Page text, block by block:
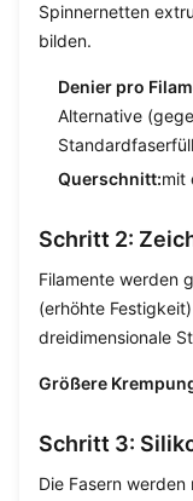
Spinnernetten
bilden.
Denier pro
Alternative
Querschnitt:mit
Schritt 2:
Filamente werden
(erhöhte
dreidimensionale
Größere
Schritt 3:
Die Fasern